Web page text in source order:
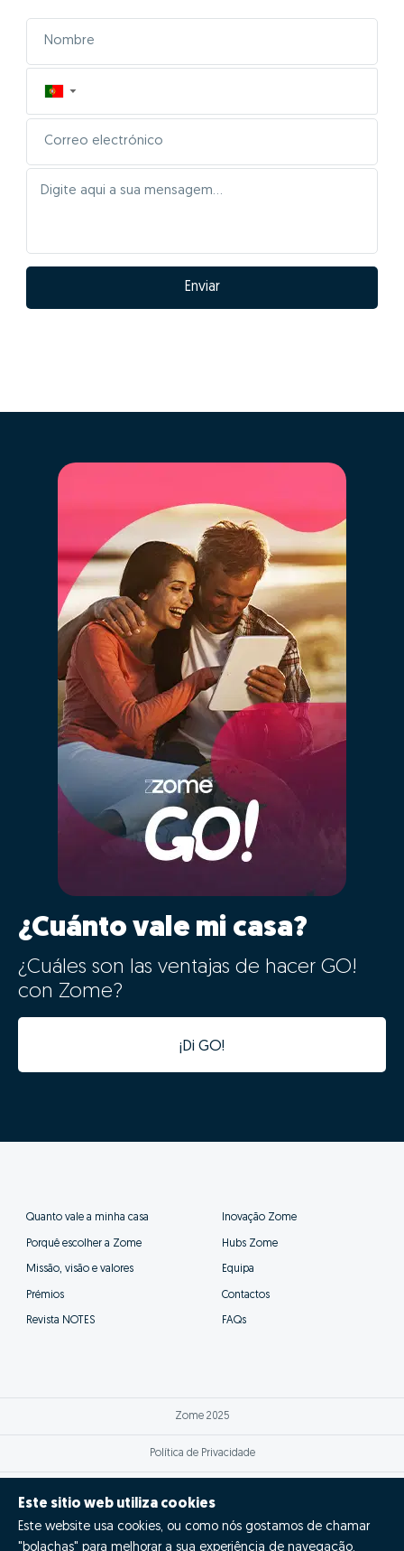
▼
Enviar
¿Cuánto vale mi casa?
¿Cuáles son las ventajas de hacer GO!
con Zome?
¡Di GO!
Quanto vale a minha casa
Porquê escolher a Zome
Missão, visão e valores
Prémios
Revista NOTES
Inovação Zome
Hubs Zome
Equipa
Contactos
FAQs
Zome 2025
Política de Privacidade
Resolução Alternativa de Litígios
Este sitio web utiliza cookies
Este website usa cookies, ou como nós gostamos de chamar
"bolachas" para melhorar a sua experiência de navegação.